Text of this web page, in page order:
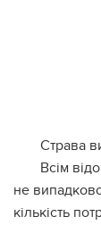
Страва
Всім
не
кількість